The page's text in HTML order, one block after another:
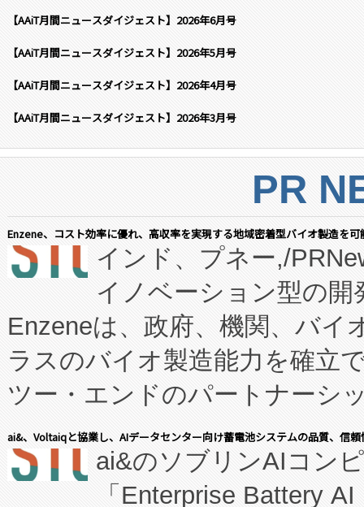
【AAiT月間ニュースダイジェスト】2026年6月号
【AAiT月間ニュースダイジェスト】2026年5月号
【AAiT月間ニュースダイジェスト】2026年4月号
【AAiT月間ニュースダイジェスト】2026年3月号
PR
Enzene、コスト効率に優れ、高収率を実現する地域密着型バイオ製造を
インド、プネー,/
イノベーション型の
Enzeneは、政府、機関、バイ
ラスのバイオ製造能力を確立
ツー・エンドのパートナーシ
表しました。 同社の実績ある
manufacturing™ (FCCM™) プ
たNeXは、バイオ医薬品製造
ai&、Voltaiqと協業し、AIデータセンター向け蓄電池システムの品質、信
ai&のソブリンAIコン
「Enterprise Battery